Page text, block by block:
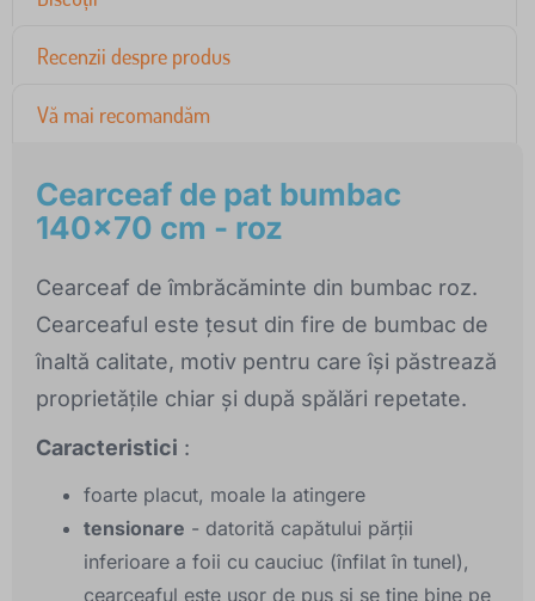
Recenzii despre produs
Vă mai recomandăm
Cearceaf de pat bumbac
140x70 cm - roz
Cearceaf de îmbrăcăminte din bumbac roz.
Cearceaful este țesut din fire de bumbac de
înaltă calitate, motiv pentru care își păstrează
proprietățile chiar și după spălări repetate.
Caracteristici :
foarte placut, moale la atingere
tensionare - datorită capătului părții
inferioare a foii cu cauciuc (înfilat în tunel),
cearceaful este ușor de pus și se ține bine pe